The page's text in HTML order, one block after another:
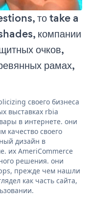
то take a
компании
очков,
рамах,
своего бизнеса
выставках rbia
в интернете. они
качество своего
дизайн в
их AmeriCommerce
решения. они
прежде чем нашли
как часть сайта,